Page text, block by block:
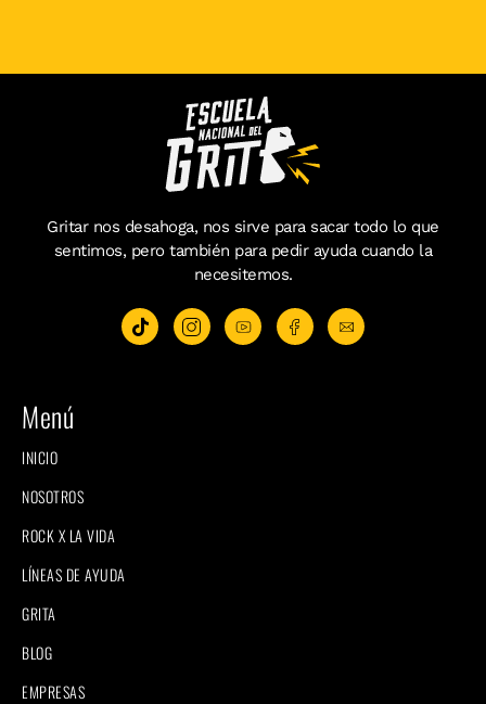
Gritar nos desahoga, nos sirve para sacar todo lo que
sentimos, pero también para pedir ayuda cuando la
necesitemos.
Menú
INICIO
NOSOTROS
ROCK X LA VIDA
LÍNEAS DE AYUDA
GRITA
BLOG
EMPRESAS